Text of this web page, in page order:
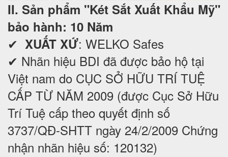
II. Sản phẩm "Két Sắt Xuất Khẩu Mỹ"
bảo hành: 10 Năm
✔ XUẤT XỨ: WELKO Safes
✔ Nhãn hiệu BDI đã được bảo hộ tại
Việt nam do CỤC SỞ HỮU TRÍ TUỆ
CẤP TỪ NĂM 2009 (được Cục Sở Hữu
Trí Tuệ cấp theo quyết định số
3737/QĐ-SHTT ngày 24/2/2009 Chứng
nhận nhãn hiệu số: 120132)